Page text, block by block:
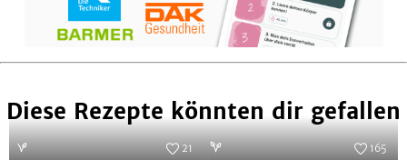
Diese Rezepte könnten dir gefallen
21 165